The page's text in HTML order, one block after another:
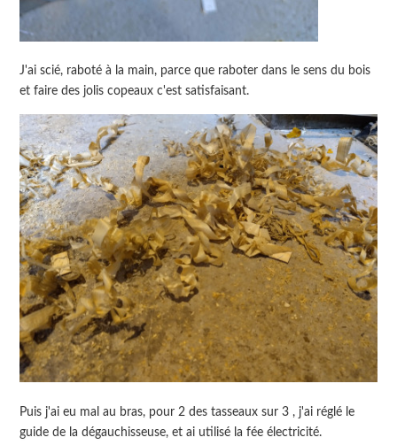
J'ai scié, raboté à la main, parce que raboter dans le sens du bois
et faire des jolis copeaux c'est satisfaisant.
Puis j'ai eu mal au bras, pour 2 des tasseaux sur 3 , j'ai réglé le
guide de la dégauchisseuse, et ai utilisé la fée électricité.